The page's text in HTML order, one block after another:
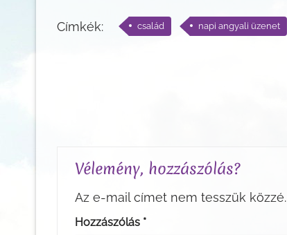
Címkék: család napi angyali üzenet
Vélemény, hozzászólás?
Az e-mail címet nem tesszük közzé.
Hozzászólás *